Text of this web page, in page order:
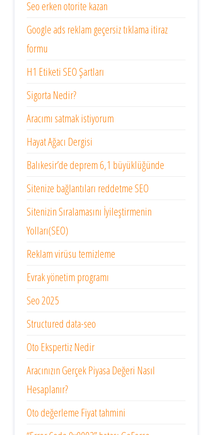
Seo erken otorite kazan
Google ads reklam geçersiz tıklama itiraz
formu
H1 Etiketi SEO Şartları
Sigorta Nedir?
Aracımı satmak istiyorum
Hayat Ağacı Dergisi
Balıkesir’de deprem 6,1 büyüklüğünde
Sitenize bağlantıları reddetme SEO
Sitenizin Sıralamasını İyileştirmenin
Yolları(SEO)
Reklam virüsu temizleme
Evrak yönetim programı
Seo 2025
Structured data-seo
Oto Ekspertiz Nedir
Aracınızın Gerçek Piyasa Değeri Nasıl
Hesaplanır?
Oto değerleme Fiyat tahmini